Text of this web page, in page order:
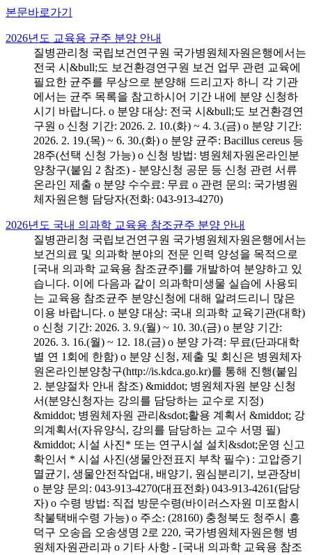
본문바로가기
2026년도 교육용 균주 분양 안내
질병관리청 국립보건연구원 국가병원체자원은행에서는
전국 시&bull;도 보건환경연구원 보건 업무 관련 교육에
필요한 균주를 무상으로 분양해 드리고자 하니 각 기관
에서는 균주 목록을 참고하시어 기간 내에 분양 신청하
시기 바랍니다. o 분양 대상: 전국 시&bull;도 보건환경연
구원 o 신청 기간: 2026. 2. 10.(화) ~ 4. 3.(금) o 분양 기간:
2026. 2. 19.(목) ~ 6. 30.(화) o 분양 균주: Bacillus cereus 등
28주(선택 신청 가능) o 신청 방법: 병원체자원온라인분
양창구(붙임 2 참조) - 분양신청 공문 등 신청 관련 서류
온라인 제출 o 분양 수수료: 무료 o 관련 문의: 국가병원
체자원은행 담당자(전화: 043-913-4270)
2026년도 국내 의과학 교육용 참조균주 분양 안내
질병관리청 국립보건연구원 국가병원체자원은행에서는
보건의료 및 의과학 분야의 전문 인력 양성을 목적으로
[국내 의과학 교육용 참조균주]를 개발하여 분양하고 있
습니다. 이에 다음과 같이 의과학미생물 실습에 사용되
는 교육용 참조균주 분양신청에 대해 알려드리니 많은
이용 바랍니다. o 분양 대상: 국내 의과학 교육기관(대학)
o 신청 기간: 2026. 3. 9.(월) ~ 10. 30.(금) o 분양 기간:
2026. 3. 16.(월) ~ 12. 18.(금) o 분양 가격: 무료(단과대학
별 연 1회에 한함) o 분양 신청, 제출 및 회신은 병원체자
원온라인분양창구(http://is.kdca.go.kr)를 통해 진행(붙임
2. 분양절차 안내 참조) &middot; 병원체자원 분양 신청
서(분양신청자는 강의를 담당하는 교수로 지정)
&middot; 병원체자원 관리&sdot;활용 계획서 &middot; 강
의계획서(자유양식, 강의를 담당하는 교수 서명 필)
&middot; 시설 사진* 또는 연구시설 설치&sdot;운영 신고
확인서 * 시설 사진(생물안전표지 부착 필수) : 고압증기
멸균기, 생물안전작업대, 배양기, 원심분리기, 보관장비
o 분양 문의: 043-913-4270(대표전화) 043-913-4261(담당
자) o 수령 방법: 직접 방문수령(바이러스자원 미포함시
착불택배수령 가능) o 주소: (28160) 충청북도 청주시 흥
덕구 오송읍 오송생명 2로 220, 국가병원체자원은행 병
원체자원관리과 o 기타 사항 - [국내 의과학 교육용 참조